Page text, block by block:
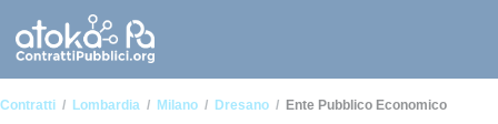
Contratti Lombardia Milano Dresano Ente Pubblico Economico